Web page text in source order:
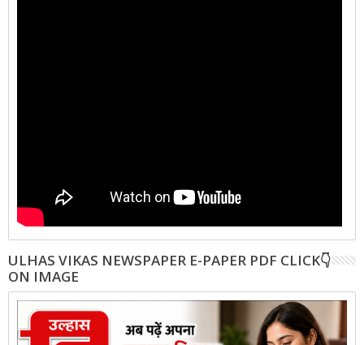
ULHAS VIKAS NEWSPAPER E-PAPER PDF CLICK👇
ON IMAGE